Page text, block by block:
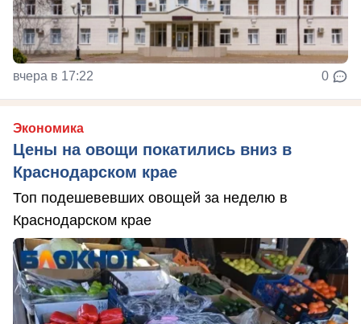
вчера в 17:22 0
Экономика
Цены на овощи покатились вниз в
Краснодарском крае
Топ подешевевших овощей за неделю в
Краснодарском крае